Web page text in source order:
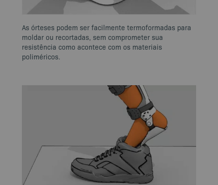
As órteses podem ser facilmente termoformadas para
moldar ou recortadas, sem comprometer sua
resistência como acontece com os materiais
poliméricos.